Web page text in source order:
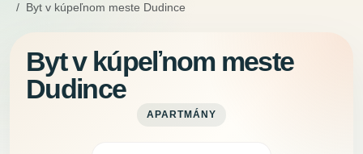
Byt v kúpeľnom meste Dudince
Byt v kúpeľnom meste
Dudince
APARTMÁNY